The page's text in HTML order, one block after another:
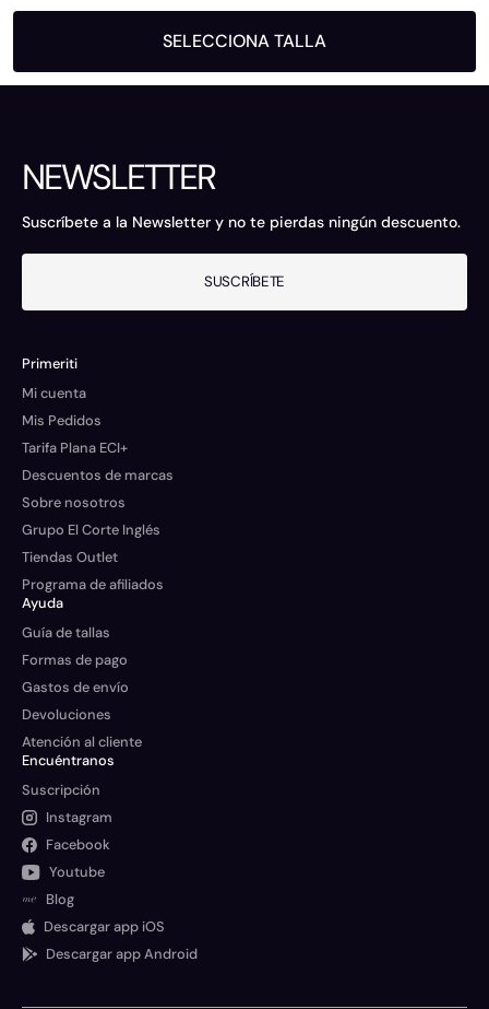
SELECCIONA TALLA
NEWSLETTER
Suscríbete a la Newsletter y no te pierdas ningún descuento.
SUSCRÍBETE
Primeriti
Mi cuenta
Mis Pedidos
Tarifa Plana ECI+
Descuentos de marcas
Sobre nosotros
Grupo El Corte Inglés
Tiendas Outlet
Programa de afiliados
Ayuda
Guía de tallas
Formas de pago
Gastos de envío
Devoluciones
Atención al cliente
Encuéntranos
Suscripción
Instagram
Facebook
Youtube
Blog
Descargar app iOS
Descargar app Android